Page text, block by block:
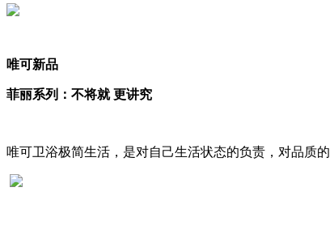
唯可新品
菲丽系列：不将就 更讲究
唯可卫浴极简生活，是对自己生活状态的负责，对品质的